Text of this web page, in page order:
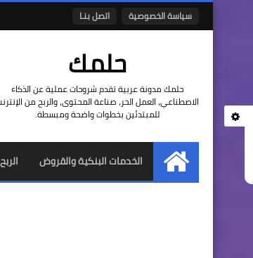
سياسة الخصوصية اتصل بنـا
حلمك
حلمك مدونة عربية تقدم شروحات عملية عن الذكاء
الاصطناعي، العمل الحر، صناعة المحتوى، والربح من
للمبتدئين بخطوات واضحة ومبسطة.
الرئيسية
الخدمات البنكية والقروض